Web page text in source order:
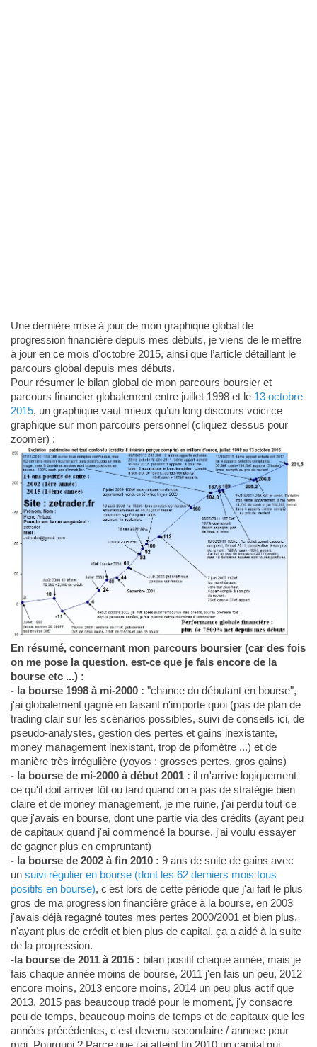
Une dernière mise à jour de mon graphique global de
progression financière depuis mes débuts, je viens de le mettre
à jour en ce mois d'octobre 2015, ainsi que l’article détaillant le
parcours global depuis mes débuts.
Pour résumer le bilan global de mon parcours boursier et
parcours financier globalement entre juillet 1998 et le 13 octobre
2015, un graphique vaut mieux qu’un long discours voici ce
graphique sur mon parcours personnel (cliquez dessus pour
zoomer) :
En résumé, concernant mon parcours boursier (car des fois
on me pose la question, est-ce que je fais encore de la
bourse etc ...) :
- la bourse 1998 à mi-2000 : "chance du débutant en bourse",
j'ai globalement gagné en faisant n'importe quoi (pas de plan de
trading clair sur les scénarios possibles, suivi de conseils ici, de
pseudo-analystes, gestion des pertes et gains inexistante,
money management inexistant, trop de pifomètre ...) et de
manière très irrégulière (yoyos : grosses pertes, gros gains)
- la bourse de mi-2000 à début 2001 : il m'arrive logiquement
ce qu'il doit arriver tôt ou tard quand on a pas de stratégie bien
claire et de money management, je me ruine, j'ai perdu tout ce
que j'avais en bourse, dont une partie via des crédits (ayant peu
de capitaux quand j'ai commencé la bourse, j'ai voulu essayer
de gagner plus en empruntant)
- la bourse de 2002 à fin 2010 : 9 ans de suite de gains avec
un suivi régulier en bourse (dont les 62 derniers mois tous
positifs en bourse), c'est lors de cette période que j'ai fait le plus
gros de ma progression financière grâce à la bourse, en 2003
j'avais déjà regagné toutes mes pertes 2000/2001 et bien plus,
n'ayant plus de crédit et bien plus de capital, ça a aidé à la suite
de la progression.
-la bourse de 2011 à 2015 : bilan positif chaque année, mais je
fais chaque année moins de bourse, 2011 j'en fais un peu, 2012
encore moins, 2013 encore moins, 2014 un peu plus actif que
2013, 2015 pas beaucoup tradé pour le moment, j'y consacre
peu de temps, beaucoup moins de temps et de capitaux que les
années précédentes, c'est devenu secondaire / annexe pour
moi. Pourquoi ? Parce que j'ai atteint fin 2010 un capital qui